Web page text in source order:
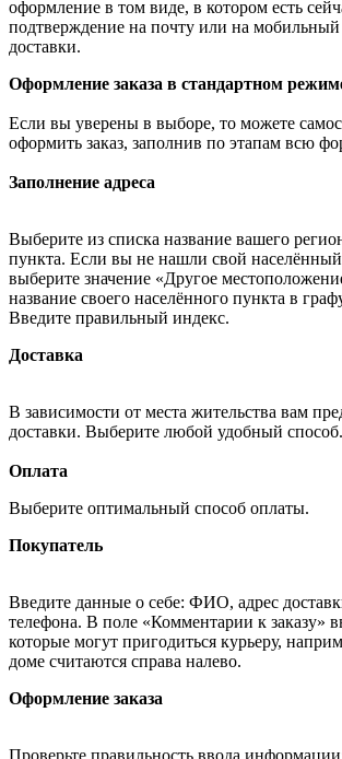
оформление в том виде, в котором есть
подтверждение на почту или на
доставки.
Оформление заказа в стандартном
Если вы уверены в выборе, то можете
оформить заказ, заполнив по этапам всю
Заполнение адреса
Выберите из списка название вашего
пункта. Если вы не нашли свой
выберите значение «Другое
название своего населённого пункта в
Введите правильный индекс.
Доставка
В зависимости от места жительства вам
доставки. Выберите любой удобный способ.
Оплата
Выберите оптимальный способ оплаты.
Покупатель
Введите данные о себе: ФИО, адрес
телефона. В поле «Комментарии к заказу»
которые могут пригодиться курьеру,
доме считаются справа налево.
Оформление заказа